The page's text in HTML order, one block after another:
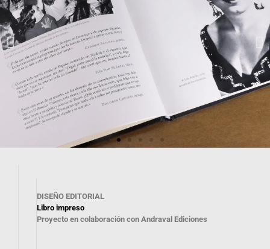
DISEÑO EDITORIAL
Libro impreso
Proyecto en colaboración con Andraval Ediciones